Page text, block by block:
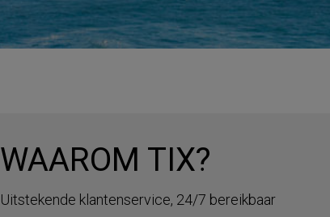
WAAROM TIX?
Uitstekende klantenservice, 24/7 bereikbaar